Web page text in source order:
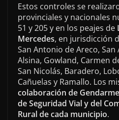
Estos controles se
provinciales y nacionales
51 y 205 y en los peajes de
Mercedes, en jurisdicción
San Antonio de Areco, San
Alsina, Gowland, Carmen
San Nicolás, Baradero,
Cañuelas y Ramallo. Los
colaboración de
de Seguridad Vial y del
Rural de cada municipio.